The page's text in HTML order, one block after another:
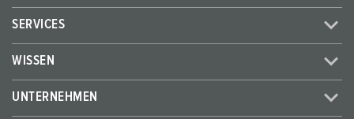
SERVICES
WISSEN
UNTERNEHMEN